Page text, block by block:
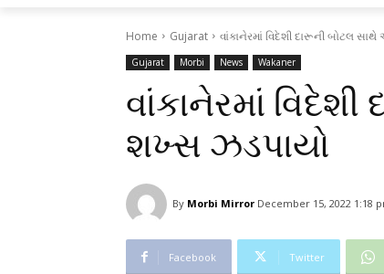
Home Gujarat વાંકાનેરમાં વિદેશી દારૂની બોટલ
Gujarat Morbi News Wakaner
વાંકાનેરમાં
શખ્સ ઝડપાયો
By Morbi Mirror December 15, 2022 1:18
Facebook Twitter